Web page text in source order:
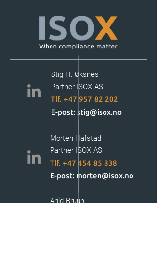
Stig H. Øksnes
Partner ISOX AS
Tlf. +47 957 82 202
E-post: stig@isox.no
Morten Hafstad
Partner ISOX AS
Tlf. +47 454 85 838
E-post: morten@isox.no
Arild Bruun